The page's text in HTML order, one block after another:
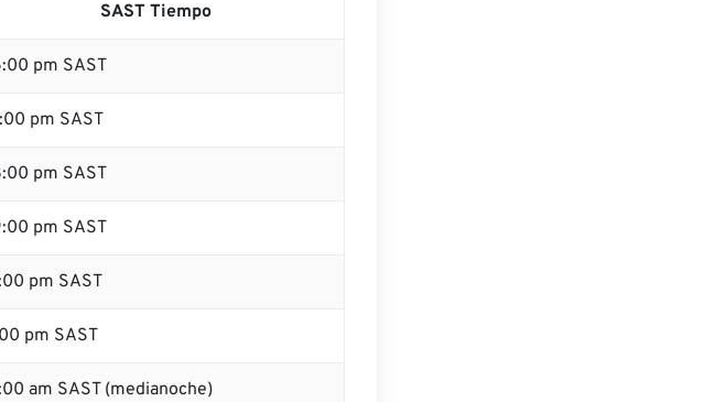
SAST Tiempo
pm SAST
pm SAST
pm SAST
pm SAST
pm SAST
pm SAST
am SAST (medianoche)